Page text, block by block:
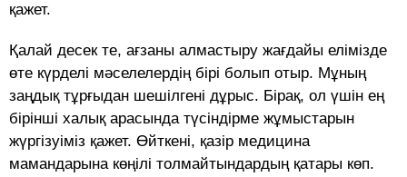
қажет.
Қалай десек те, ағзаны алмастыру жағдайы елімізде
өте күрделі мәселелердің бірі болып отыр. Мұның
заңдық тұрғыдан шешілгені дұрыс. Бірақ, ол үшін ең
бірінші халық арасында түсіндірме жұмыстарын
жүргізуіміз қажет. Өйткені, қазір медицина
мамандарына көңілі толмайтындардың қатары көп.